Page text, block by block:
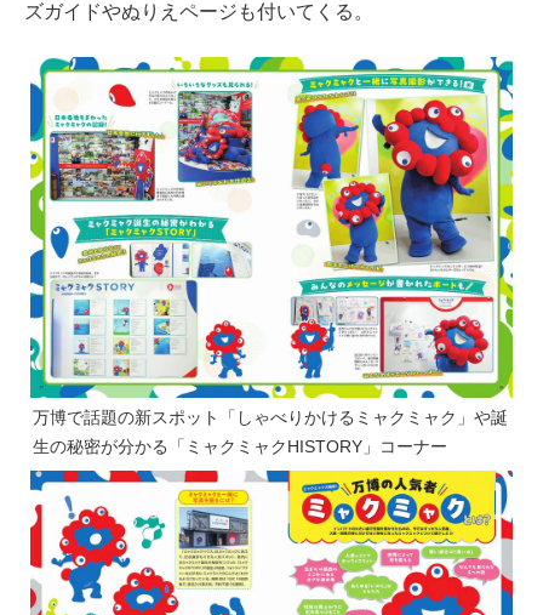
ズガイドやぬりえページも付いてくる。
万博で話題の新スポット「しゃべりかけるミャクミャク」や誕
生の秘密が分かる「ミャクミャクHISTORY」コーナー